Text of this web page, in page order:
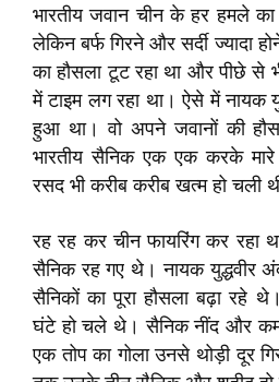
भारतीय जवान चीन के हर हमले
लेकिन बर्फ गिरने और सर्दी ज्यादा
का हौसला टूट रहा था और पीछे से
में टाइम लग रहा था। ऐसे में नायक
हुआ था। वो अपने जवानों की
भारतीय सैनिक एक एक करके
रसद भी करीब करीब खत्म हो चली
रह रह कर चीन फायरिंग कर रहा
सैनिक रह गए थे। नायक युद्धवीर
सैनिकों का पूरा हौसला बढ़ा रहे
घंटे हो चले थे। सैनिक नींद और
एक तोप का गोला उनसे थोड़ी दूर